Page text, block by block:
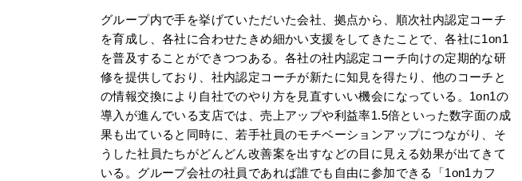
グループ内で手を挙げていただいた会社、拠点から、順次社内認定コーチ
を育成し、各社に合わせたきめ細かい支援をしてきたことで、各社に1on1
を普及することができつつある。各社の社内認定コーチ向けの定期的な研
修を提供しており、社内認定コーチが新たに知見を得たり、他のコーチと
の情報交換により自社でのやり方を見直すいい機会になっている。1on1の
導入が進んでいる支店では、売上アップや利益率1.5倍といった数字面の成
果も出ていると同時に、若手社員のモチベーションアップにつながり、そ
うした社員たちがどんどん改善案を出すなどの目に見える効果が出てきて
いる。グループ会社の社員であれば誰でも自由に参加できる「1on1カフ